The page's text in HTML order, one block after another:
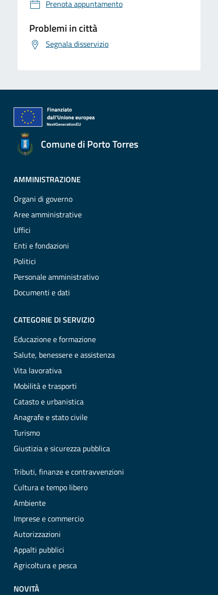
Prenota appuntamento
Problemi in città
Segnala disservizio
Comune di Porto Torres
AMMINISTRAZIONE
Organi di governo
Aree amministrative
Uffici
Enti e fondazioni
Politici
Personale amministrativo
Documenti e dati
CATEGORIE DI SERVIZIO
Educazione e formazione
Salute, benessere e assistenza
Vita lavorativa
Mobilità e trasporti
Catasto e urbanistica
Anagrafe e stato civile
Turismo
Giustizia e sicurezza pubblica
Tributi, finanze e contravvenzioni
Cultura e tempo libero
Ambiente
Imprese e commercio
Autorizzazioni
Appalti pubblici
Agricoltura e pesca
NOVITÀ